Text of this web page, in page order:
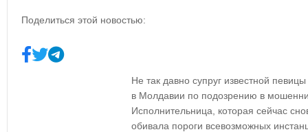
Поделиться этой новостью:
Не так давно супруг известной певицы
в Молдавии по подозрению в
Исполнительница, которая сейчас
обивала пороги всевозможных